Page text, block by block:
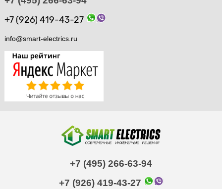
+7 (926) 419-43-27
info@smart-electrics.ru
+7 (495) 266-63-94
+7 (926) 419-43-27